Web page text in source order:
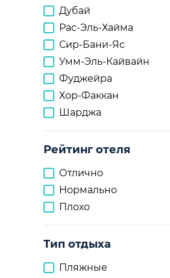
Дубай
Рас-Эль-Хайма
Сир-Бани-Яс
Умм-Эль-Кайвайн
Фуджейра
Хор-Факкан
Шарджа
Рейтинг отеля
Отлично
Нормально
Плохо
Тип отдыха
Пляжные